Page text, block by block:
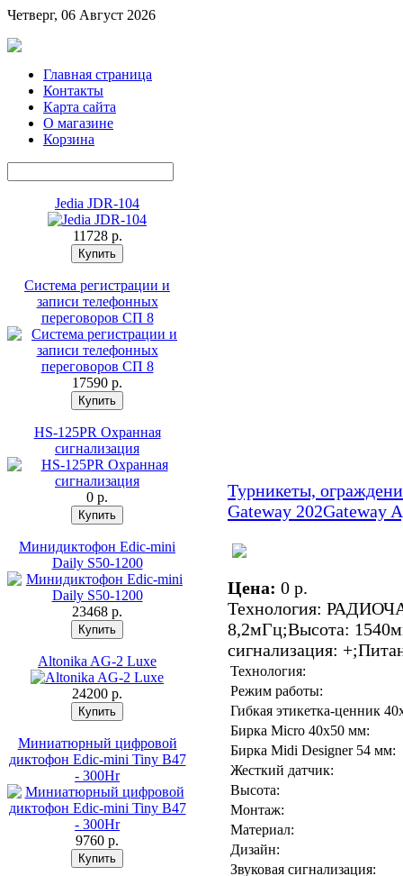
Четверг, 06 Август 2026
Главная страница
Контакты
Карта сайта
О магазине
Корзина
Jedia JDR-104
11728 p.
Система регистрации и
записи телефонных
переговоров СП 8
17590 p.
HS-125PR Охранная
сигнализация
0 p.
Минидиктофон Edic-mini
Daily S50-1200
23468 p.
Altonika AG-2 Luxe
24200 p.
Миниатюрный цифровой
диктофон Edic-mini Tiny B47
- 300Hr
9760 p.
Турникеты,
Gateway 202Gateway
Цена: 0 p.
Технология:
8,2мГц;Высота:
сигнализация:
Технология:
Режим работы:
Гибкая этикетка-ценник
Бирка Micro 40x50 мм:
Бирка Midi Designer 54 мм:
Жесткий датчик:
Высота:
Монтаж:
Материал:
Дизайн:
Звуковая сигнализация: